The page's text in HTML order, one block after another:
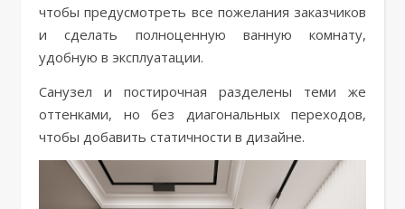
чтобы предусмотреть все пожелания заказчиков
и сделать полноценную ванную комнату,
удобную в эксплуатации.
Санузел и постирочная разделены теми же
оттенками, но без диагональных переходов,
чтобы добавить статичности в дизайне.